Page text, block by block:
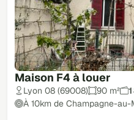
Maison F4 à louer
Lyon 08 (69008) 90 m²
À 10km de Champagne-au-